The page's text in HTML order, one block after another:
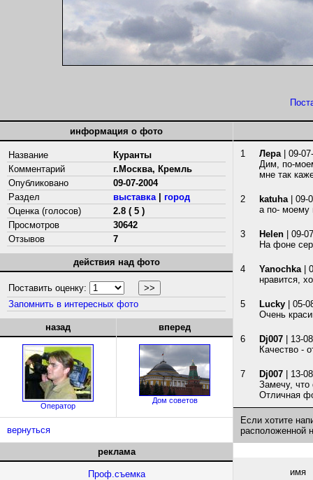
информация о фото
Название
Куранты
Комментарий
г.Москва, Кремль
Опубликовано
09-07-2004
Раздел
выставка| город
Оценка (голосов)
2.8 ( 5 )
Просмотров
30642
Отзывов
7
действия над фото
Поставить оценку:
Запомнить в интересных фото
назад
Оператор
вперед
Дом советов
вернуться
реклама
Проф.съемка
1 Лера| 09-
Дим, по-
мне так
2 katuha| 09-
а по- моему
3 Helen | 09-
На фоне
4 Yanochka|
нравится,
5 Lucky | 05-
Очень
6 Dj007 | 13-
Качество -
7 Dj007 | 13-
Замечу,
Отличная
Если хотите
расположенной
имя